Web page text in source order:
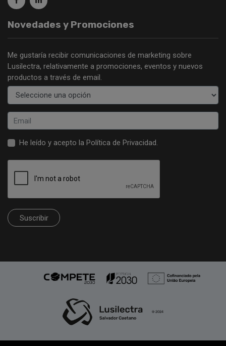
Novedades y Promociones
Me gustaría recibir comunicaciones de marketing sobre
Lusilectra, relativamente a promociones, eventos y nuevos
productos a través de email.
He leído y acepto la Política de Privacidad.
Suscribir